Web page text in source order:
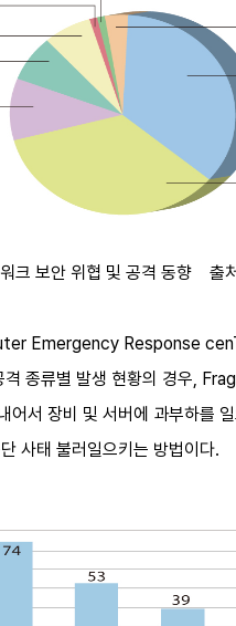
크 보안 위협 및 공격 동향 출
Emergency Response
격 종류별 발생 현황의 경우,
어서 장비 및 서버에 과부하를
사태 불러일으키는 방법이다.